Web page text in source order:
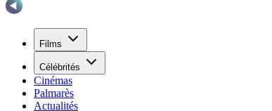
Films
Célébrités
Cinémas
Palmarès
Actualités